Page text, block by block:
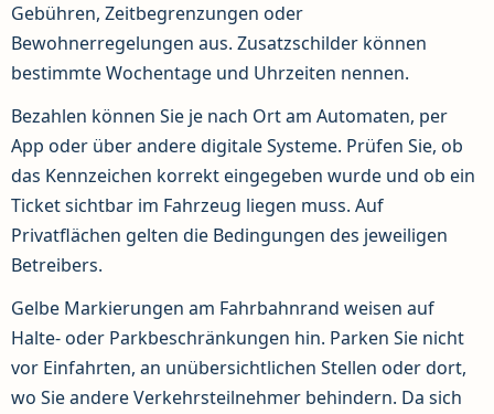
Gebühren, Zeitbegrenzungen oder
Bewohnerregelungen aus. Zusatzschilder können
bestimmte Wochentage und Uhrzeiten nennen.
Bezahlen können Sie je nach Ort am Automaten, per
App oder über andere digitale Systeme. Prüfen Sie, ob
das Kennzeichen korrekt eingegeben wurde und ob ein
Ticket sichtbar im Fahrzeug liegen muss. Auf
Privatflächen gelten die Bedingungen des jeweiligen
Betreibers.
Gelbe Markierungen am Fahrbahnrand weisen auf
Halte- oder Parkbeschränkungen hin. Parken Sie nicht
vor Einfahrten, an unübersichtlichen Stellen oder dort,
wo Sie andere Verkehrsteilnehmer behindern. Da sich